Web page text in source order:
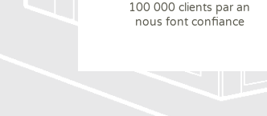
100 000 clients par an
nous font confiance